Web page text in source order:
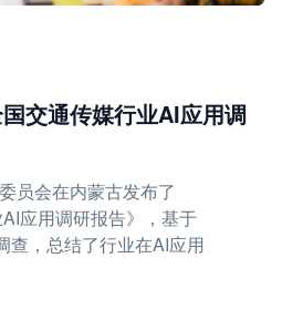
交通传媒行业AI应用调
员会在内蒙古发布了
应用调研报告》，基于
查，总结了行业在AI应用